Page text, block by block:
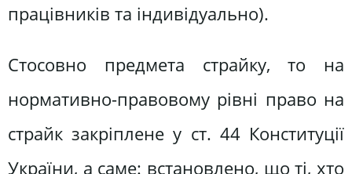
працівників та індивідуально).
Стосовно предмета страйку, то на
нормативно-правовому рівні право на
страйк закріплене у ст. 44 Конституції
України, а саме: встановлено, що ті, хто